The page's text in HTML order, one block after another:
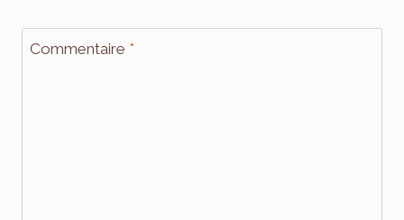
Commentaire *